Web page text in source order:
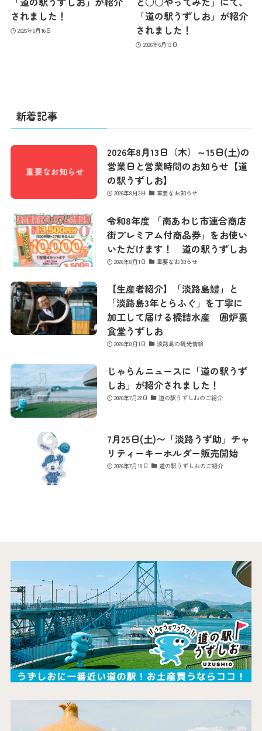
お問い合わせ
されました！
2026年6月16日
「道の駅うずしお」が紹介
されました！
2026年6月13日
新着記事
2026年8月13日（木）～15日(土)の
営業日と営業時間のお知らせ【道
の駅うずしお】
2026年8月2日 重要なお知らせ
令和8年度 「南あわじ市連合商店
街プレミアム付商品券」をお使い
いただけます！ 道の駅うずしお
2026年8月1日 重要なお知らせ
【生産者紹介】「淡路島鱧」と
「淡路島3年とらふぐ」を丁寧に
加工して届ける橋詰水産 囲炉裏
食堂うずしお
2026年8月1日 淡路島の観光情報
じゃらんニュースに「道の駅うず
しお」が紹介されました！
2026年7月22日 道の駅うずしおのご紹介
7月25日(土)〜「淡路うず助」チャ
リティーキーホルダー販売開始
2026年7月18日 道の駅うずしおのご紹介